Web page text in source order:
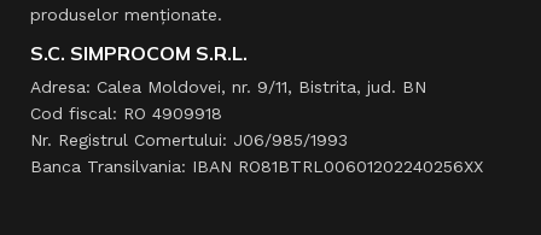
produselor menţionate.
S.C. SIMPROCOM S.R.L.
Adresa: Calea Moldovei, nr. 9/11, Bistrita, jud. BN
Cod fiscal: RO 4909918
Nr. Registrul Comertului: J06/985/1993
Banca Transilvania: IBAN RO81BTRL00601202240256XX